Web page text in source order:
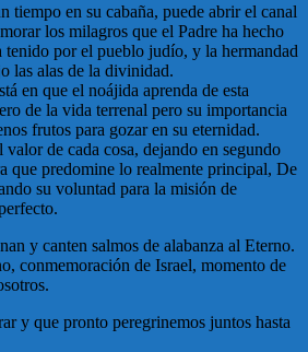
tiempo en su cabaña, puede abrir el canal
los milagros que el Padre ha hecho
tenido por el pueblo judío, y la hermandad
las alas de la divinidad.
en que el noájida aprenda de esta
de la vida terrenal pero su importancia
frutos para gozar en su eternidad.
de cada cosa, dejando en segundo
que predomine lo realmente principal, De
su voluntad para la misión de
y canten salmos de alabanza al Eterno.
conmemoración de Israel, momento de
y que pronto peregrinemos juntos hasta